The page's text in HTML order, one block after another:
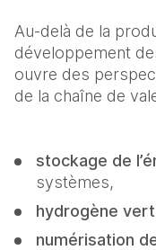
Au-delà de la
développement
ouvre des
de la chaîne de
stockage de
systèmes,
hydrogène vert
numérisation